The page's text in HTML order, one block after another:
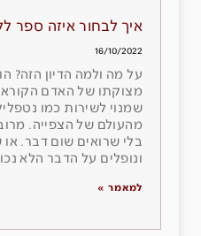
איך לבחור איזה ספר
16/10/2022
על מה ולמה הדיון הזה?
מצוקתו של האדם הקורא
שמנוי לשירות כמו
מהעולם של הצפייה.
בלי שרואים שום דבר.
ונופלים על הדבר הלא
למאמר »